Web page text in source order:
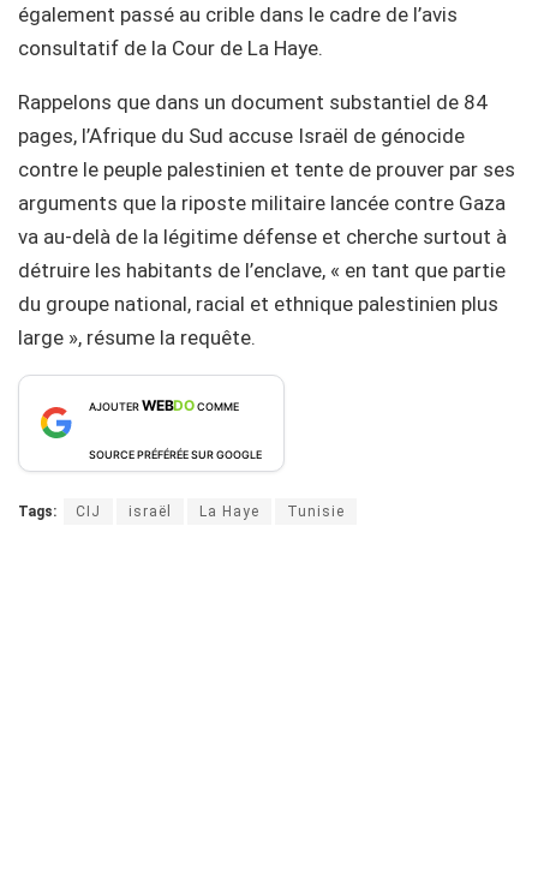
également passé au crible dans le cadre de l’avis
consultatif de la Cour de La Haye.
Rappelons que dans un document substantiel de 84
pages, l’Afrique du Sud accuse Israël de génocide
contre le peuple palestinien et tente de prouver par ses
arguments que la riposte militaire lancée contre Gaza
va au-delà de la légitime défense et cherche surtout à
détruire les habitants de l’enclave, « en tant que partie
du groupe national, racial et ethnique palestinien plus
large », résume la requête.
AJOUTERWEBDOCOMME
SOURCE PRÉFÉRÉE SUR GOOGLE
Tags: CIJ israël La Haye Tunisie